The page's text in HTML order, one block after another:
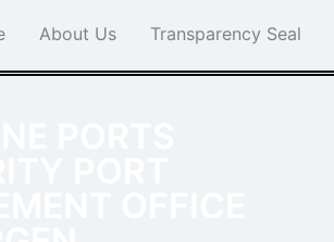
About Us Transparency Seal